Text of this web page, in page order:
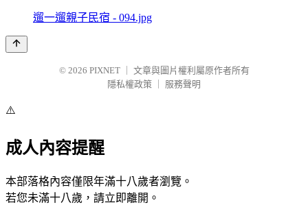
遛一遛親子民宿 - 094.jpg
© 2026 PIXNET
文章與圖片權利屬原作者所有
隱私權政策
服務聲明
⚠️
成人內容提醒
本部落格內容僅限年滿十八歲者瀏覽。
若您未滿十八歲，請立即離開。